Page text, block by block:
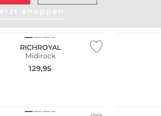
shoppen
RICHROYAL
Midirock
129,95